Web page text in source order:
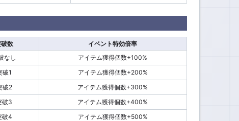
数
イベント特効倍率
なし
アイテム獲得個数+100%
破1
アイテム獲得個数+200%
破2
アイテム獲得個数+300%
破3
アイテム獲得個数+400%
破4
アイテム獲得個数+500%